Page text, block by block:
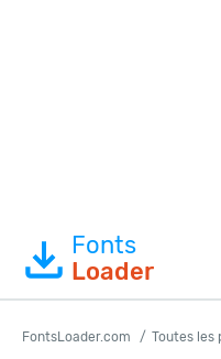
Fonts
Loader
FontsLoader.com Toutes les